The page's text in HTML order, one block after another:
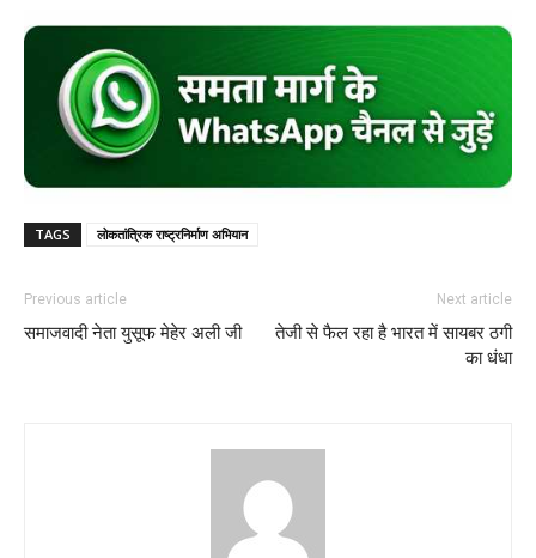
TAGS लोकतांत्रिक राष्ट्रनिर्माण अभियान
Previous article
समाजवादी नेता युसूफ मेहेर अली जी
Next article
तेजी से फैल रहा है भारत में सायबर ठगी
का धंधा